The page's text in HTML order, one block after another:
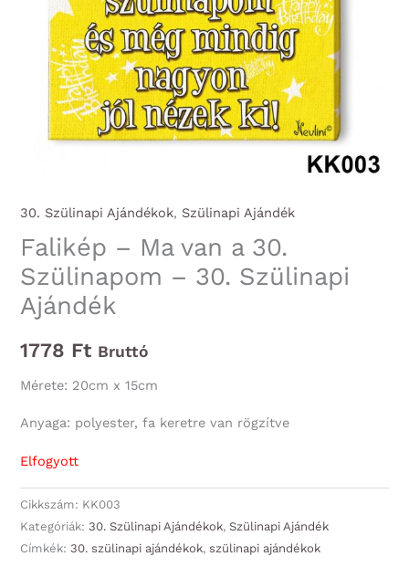
30. Szülinapi Ajándékok, Szülinapi Ajándék
Falikép – Ma van a 30.
Szülinapom – 30. Szülinapi
Ajándék
1778 Ft Bruttó
Mérete: 20cm x 15cm
Anyaga: polyester, fa keretre van rögzítve
Elfogyott
Cikkszám: KK003
Kategóriák:30. Szülinapi Ajándékok,Szülinapi Ajándék
Címkék:30. szülinapi ajándékok,szülinapi ajándékok